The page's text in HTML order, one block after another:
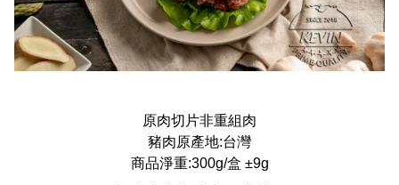
原肉切片非重組肉
豬肉原產地:台灣
商品淨重:300g/盒 ±9g